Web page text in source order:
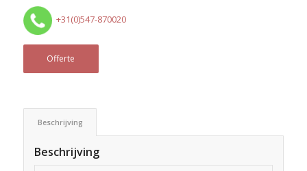
+31(0)547-870020
Offerte
Beschrijving
Beschrijving